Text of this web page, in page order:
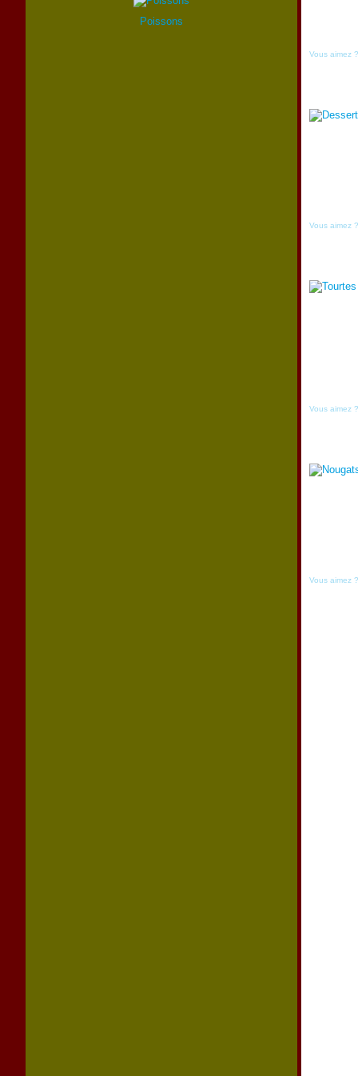
Poissons
Vous aimez ?
Vous aimez ?
Vous aimez ?
Vous aimez ?